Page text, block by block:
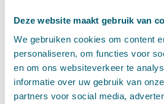
Deze website maakt gebruik van
We gebruiken cookies om content
personaliseren, om functies voor
en om ons websiteverkeer te
informatie over uw gebruik van
partners voor social media,